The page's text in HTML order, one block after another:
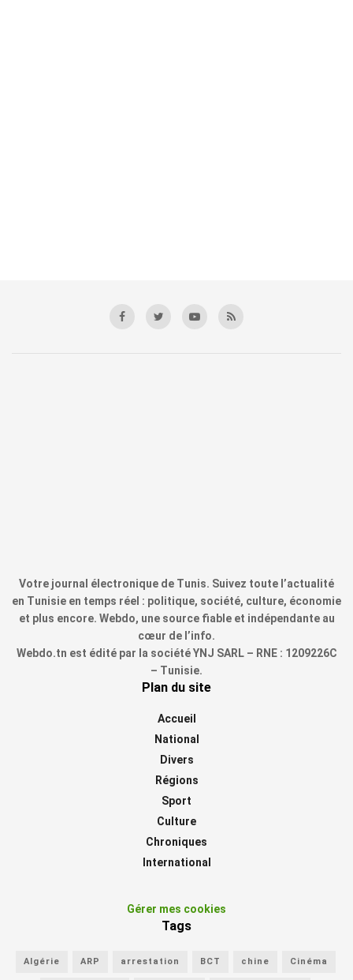
Votre journal électronique de Tunis. Suivez toute l’actualité
en Tunisie en temps réel : politique, société, culture, économie
et plus encore. Webdo, une source fiable et indépendante au
cœur de l’info.
Webdo.tn est édité par la société YNJ SARL – RNE : 1209226C
– Tunisie.
Plan du site
Accueil
National
Divers
Régions
Sport
Culture
Chroniques
International
Gérer mes cookies
Tags
Algérie ARP arrestation BCT chine Cinéma